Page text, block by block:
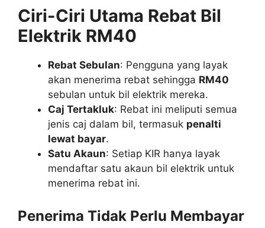
Ciri-Ciri Utama Rebat Bil
Elektrik RM40
Rebat Sebulan: Pengguna yang layak
akan menerima rebat sehingga RM40
sebulan untuk bil elektrik mereka.
Caj Tertakluk: Rebat ini meliputi semua
jenis caj dalam bil, termasuk penalti
lewat bayar.
Satu Akaun: Setiap KIR hanya layak
mendaftar satu akaun bil elektrik untuk
menerima rebat ini.
Penerima Tidak Perlu Membayar